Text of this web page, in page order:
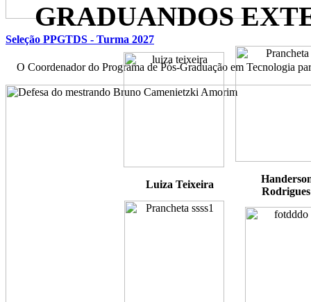
Seleção PPGTDS - Turma 2027
O Coordenador do Programa de Pós-Graduação em Tecnologia
GRADUANDOS
Luiza Teixeira
Rodrigues